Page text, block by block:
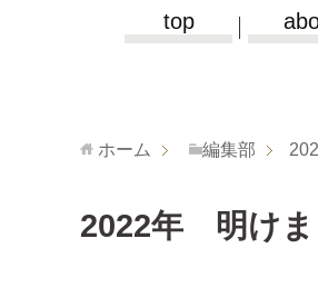
top
ホーム 編集部
2022年 明けま